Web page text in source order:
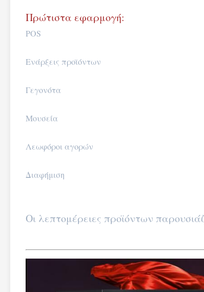
Πρώτιστα εφαρμογή:
POS
Ενάρξεις προϊόντων
Γεγονότα
Μουσεία
Λεωφόροι αγορών
Διαφήμιση
Οι λεπτομέρειες προϊόντων